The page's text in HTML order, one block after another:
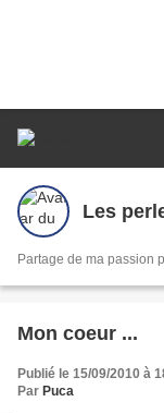
Les
Partage de ma passion
Mon coeur ...
Publié le 15/09/2010 à
Par Puca